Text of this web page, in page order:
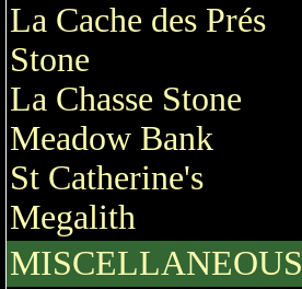
La Cache des Prés
Stone
La Chasse Stone
Meadow Bank
St Catherine's
Megalith
MISCELLANEOUS